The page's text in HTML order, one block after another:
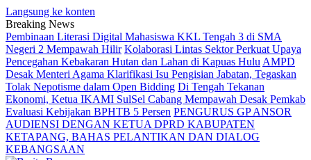
Langsung ke konten
Breaking News
Pembinaan Literasi Digital Mahasiswa KKL Tengah 3 di SMA
Negeri 2 Mempawah Hilir Kolaborasi Lintas Sektor Perkuat Upaya
Pencegahan Kebakaran Hutan dan Lahan di Kapuas Hulu AMPD
Desak Menteri Agama Klarifikasi Isu Pengisian Jabatan, Tegaskan
Tolak Nepotisme dalam Open Bidding Di Tengah Tekanan
Ekonomi, Ketua IKAMI SulSel Cabang Mempawah Desak Pemkab
Evaluasi Kebijakan BPHTB 5 Persen PENGURUS GP ANSOR
AUDIENSI DENGAN KETUA DPRD KABUPATEN
KETAPANG, BAHAS PELANTIKAN DAN DIALOG
KEBANGSAAN